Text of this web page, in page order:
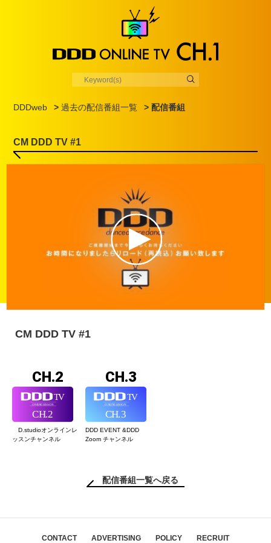
DDDweb >過去の配信番組一覧 > 配信番組
CM DDD TV #1
CM DDD TV #1
CH.2
D.studioオンラインレ
ッスンチャンネル
CH.3
DDD EVENT &DDD
Zoom チャンネル
配信番組一覧へ戻る
CONTACT ADVERTISING POLICY RECRUIT